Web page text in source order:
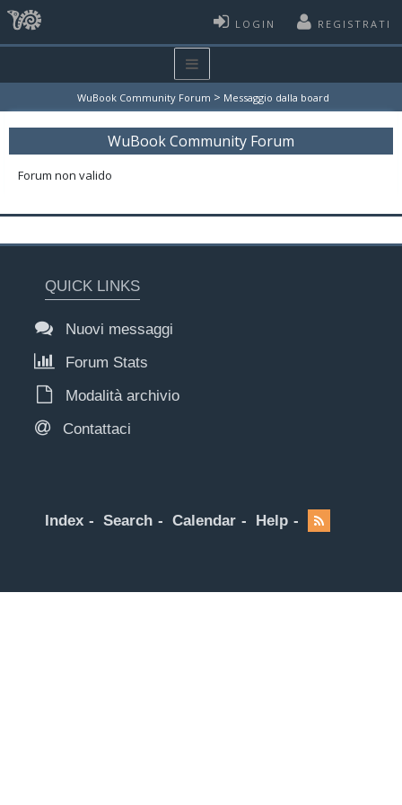
LOGIN REGISTRATI
WuBook Community Forum > Messaggio dalla board
WuBook Community Forum
Forum non valido
QUICK LINKS
Nuovi messaggi
Forum Stats
Modalità archivio
Contattaci
Index Search Calendar Help